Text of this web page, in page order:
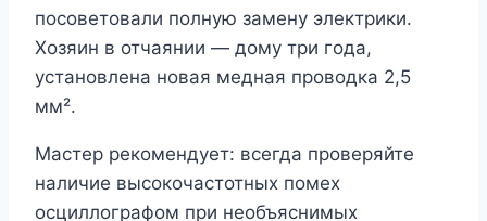
посоветовали полную замену электрики.
Хозяин в отчаянии — дому три года,
установлена новая медная проводка 2,5
мм².
Мастер рекомендует: всегда проверяйте
наличие высокочастотных помех
осциллографом при необъяснимых